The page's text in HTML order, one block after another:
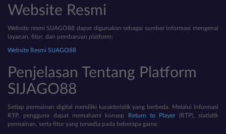
Website Resmi
Website resmi SIJAGO88 dapat digunakan sebagai sumber informasi mengenai
layanan, fitur, dan pembaruan platform:
Website Resmi SIJAGO88
Penjelasan Tentang Platform
SIJAGO88
Setiap permainan digital memiliki karakteristik yang berbeda. Melalui informasi
RTP, pengguna dapat memahami konsep
Return to Player(RTP), statistik
permainan, serta fitur yang tersedia pada beberapa game.